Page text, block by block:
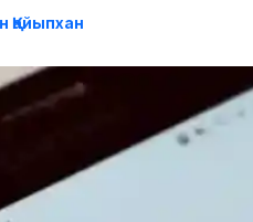
Қайыпхан